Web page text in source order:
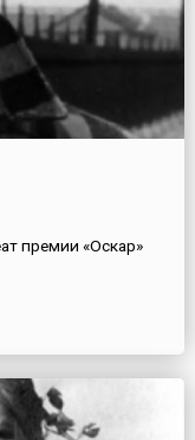
премии «Оскар»